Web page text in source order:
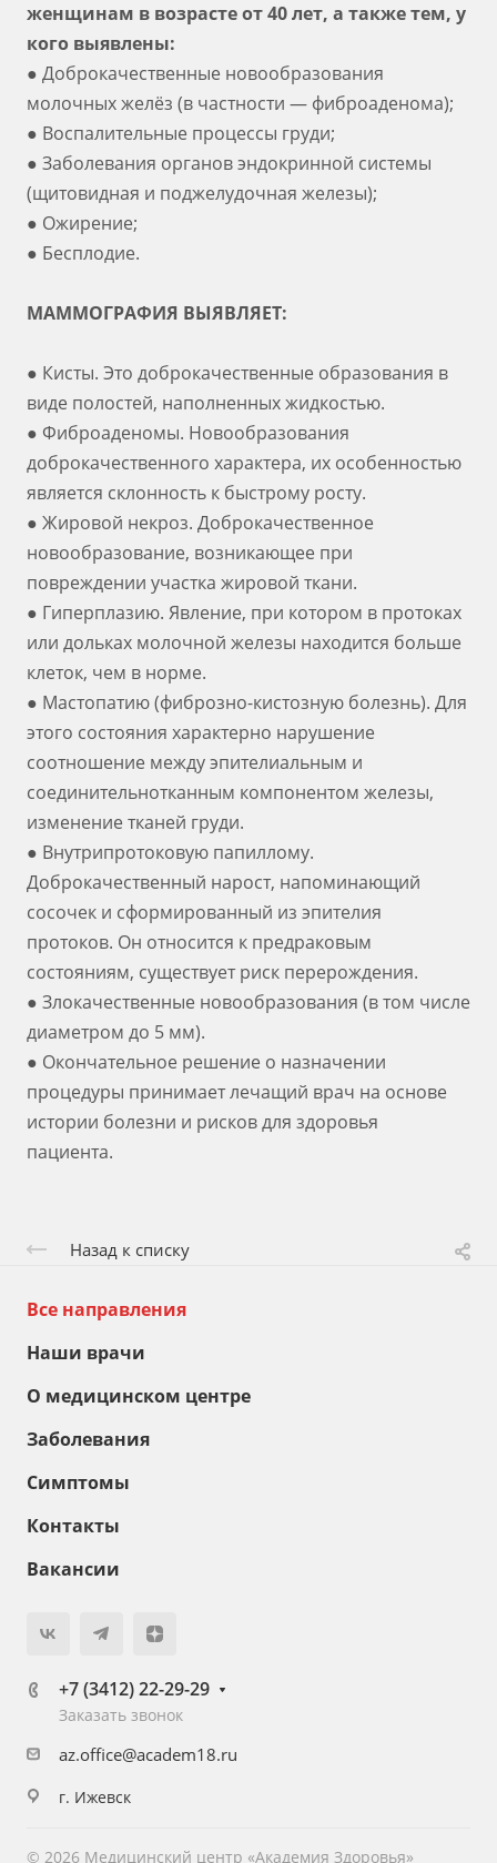
женщинам в возрасте от 40 лет, а также тем, у
кого выявлены:
● Доброкачественные новообразования
молочных желёз (в частности — фиброаденома);
● Воспалительные процессы груди;
● Заболевания органов эндокринной системы
(щитовидная и поджелудочная железы);
● Ожирение;
● Бесплодие.
МАММОГРАФИЯ ВЫЯВЛЯЕТ:
● Кисты. Это доброкачественные образования в
виде полостей, наполненных жидкостью.
● Фиброаденомы. Новообразования
доброкачественного характера, их особенностью
является склонность к быстрому росту.
● Жировой некроз. Доброкачественное
новообразование, возникающее при
повреждении участка жировой ткани.
● Гиперплазию. Явление, при котором в протоках
или дольках молочной железы находится больше
клеток, чем в норме.
● Мастопатию (фиброзно-кистозную болезнь). Для
этого состояния характерно нарушение
соотношение между эпителиальным и
соединительнотканным компонентом железы,
изменение тканей груди.
● Внутрипротоковую папиллому.
Доброкачественный нарост, напоминающий
сосочек и сформированный из эпителия
протоков. Он относится к предраковым
состояниям, существует риск перерождения.
● Злокачественные новообразования (в том числе
диаметром до 5 мм).
● Окончательное решение о назначении
процедуры принимает лечащий врач на основе
истории болезни и рисков для здоровья
пациента.
Назад к списку
Все направления
Наши врачи
О медицинском центре
Заболевания
Симптомы
Контакты
Вакансии
+7 (3412) 22-29-29
Заказать звонок
az.office@academ18.ru
г. Ижевск
© 2026 Медицинский центр «Академия Здоровья»